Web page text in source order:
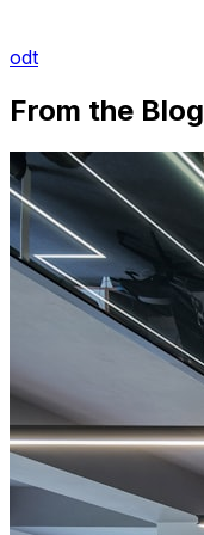
odt
From the Blog